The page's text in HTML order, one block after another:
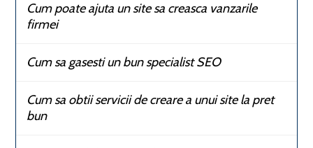
Cum poate ajuta un site sa creasca vanzarile
firmei
Cum sa gasesti un bun specialist SEO
Cum sa obtii servicii de creare a unui site la pret
bun